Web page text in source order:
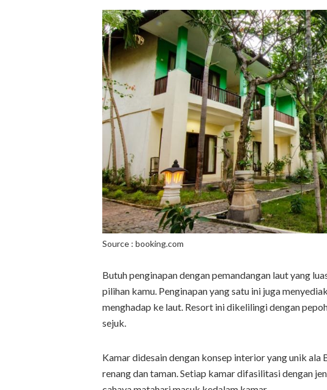
Source : booking.com
Butuh penginapan dengan pemandangan laut yang
pilihan kamu. Penginapan yang satu ini juga
menghadap ke laut. Resort ini dikelilingi dengan
sejuk.
Kamar didesain dengan konsep interior yang unik ala
renang dan taman. Setiap kamar difasilitasi dengan